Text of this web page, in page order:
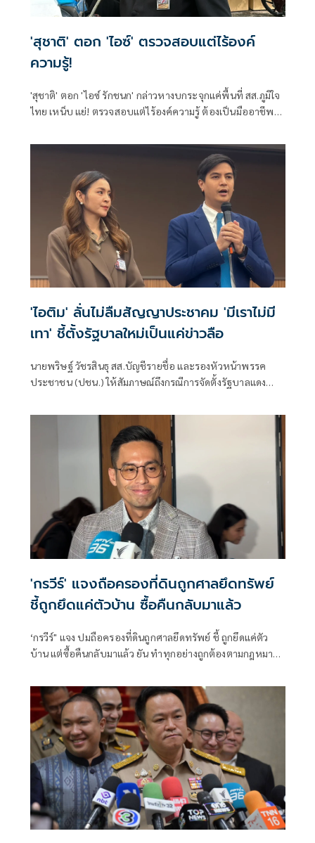
'สุชาติ' ตอก 'ไอซ์' ตรวจสอบแต่ไร้องค์
ความรู้!
'สุชาติ' ตอก 'ไอซ์ รักชนก' กล่าวหางบกระจุกแค่พื้นที่ สส.ภูมิใจ
ไทย เหน็บ แย่! ตรวจสอบแต่ไร้องค์ความรู้ ต้องเป็นมืออาชีพ
ชอบ
'ไอติม' ลั่นไม่ลืมสัญญาประชาคม 'มีเราไม่มี
เทา' ชี้ตั้งรัฐบาลใหม่เป็นแค่ข่าวลือ
นายพริษฐ์ วัชรสินธุ สส.บัญชีรายชื่อ และรองหัวหน้าพรรค
ประชาชน (ปชน.) ให้สัมภาษณ์ถึงกรณีการจัดตั้งรัฐบาลแดง
พรรคกล้าธรรม ก็ระบุว่าลืมไปหมดแล้วที่เคยพูดว่า “มีเราไม่มี
เทา” จะเป็นการเปิดโอกาสให้ส้มเข้าร่วมรัฐบาลหรือไม่ ว่า ตอน
นี้ตั้งอยู่บนสมมติฐานหลายอย่างมาก ซึ่งก็ยังไม่ได้มีการยืนยันใน
'กรวีร์' แจงถือครองที่ดินถูกศาลยึดทรัพย์
ชี้ถูกยึดแค่ตัวบ้าน ซื้อคืนกลับมาแล้ว
‘กรวีร์" แจง ปมถือครองที่ดินถูกศาลยึดทรัพย์ ชี้ ถูกยึดแค่ตัว
บ้าน แต่ซื้อคืนกลับมาแล้ว ยัน ทำทุกอย่างถูกต้องตามกฎหมาย
แยกแยะ เหตุไปฐานะปธ.สโมสรบุรีรัมย์ ไม่เกี่ยวภูมิใจไทย